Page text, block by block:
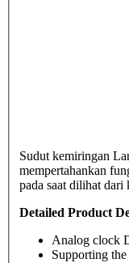
Sudut kemiringan
mempertahankan
pada saat dilihat dari
Detailed Product
Analog clock
Supporting